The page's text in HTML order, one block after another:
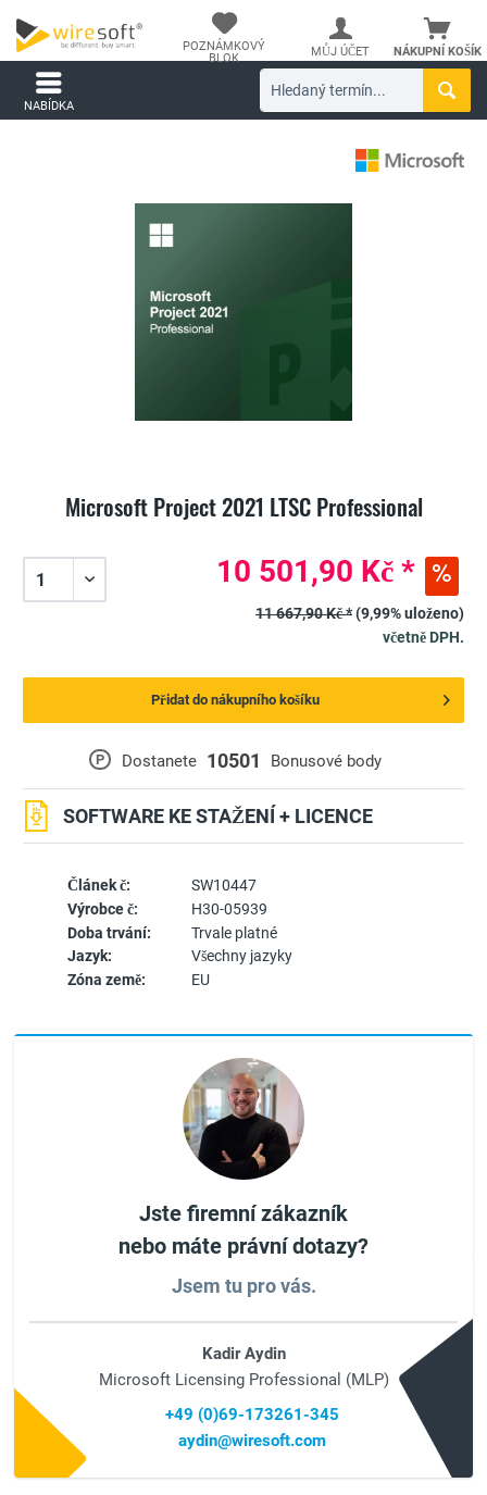
NÁKUPNÍ KOŠÍK
POZNÁMKOVÝ
BLOK
MŮJ ÚČET
NABÍDKA
Microsoft Project 2021 LTSC Professional
Článek č:
SW10447
Výrobce č:
H30-05939
Doba trvání:
Trvale platné
Jazyk:
Všechny jazyky
Zóna země:
EU
P Dostanete 10501 Bonusové body
SOFTWARE KE STAŽENÍ + LICENCE
10 501,90 Kč *
11 667,90 Kč *(9,99% uloženo)
včetně DPH.
Přidat do nákupního košíku
Jste firemní zákazník
nebo máte právní dotazy?
Jsem tu pro vás.
Kadir Aydin
Microsoft Licensing Professional (MLP)
+49 (0)69-173261-345
aydin@wiresoft.com